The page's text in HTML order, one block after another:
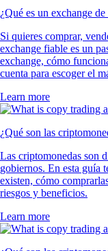
¿Qué es un exchange
Si quieres comprar,
exchange fiable es un
exchange, cómo
cuenta para escoger el
Learn more
¿Qué son las
Las criptomonedas son
gobiernos. En esta guía
existen, cómo
riesgos y beneficios.
Learn more